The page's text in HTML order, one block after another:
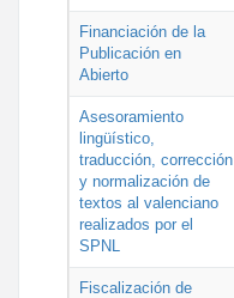
Financiación de la
Publicación en
Abierto
Asesoramiento
lingüístico,
traducción, corrección
y normalización de
textos al valenciano
realizados por el
SPNL
Fiscalización de